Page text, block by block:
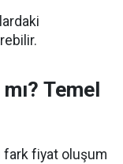
Temel
fark fiyat oluşum